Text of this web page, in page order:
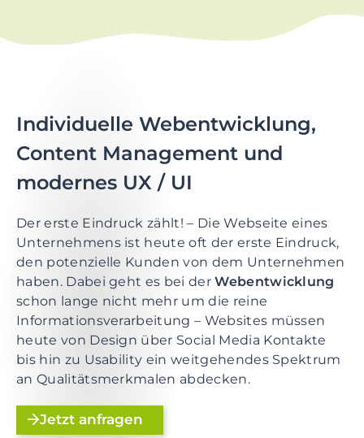
o
m
i
c
o
n
t
e
n
t
S
k
i
Individuelle Webentwicklung,
Content Management und
modernes UX / UI
Der erste Eindruck zählt! – Die Webseite eines
Unternehmens ist heute oft der erste Eindruck,
den potenzielle Kunden von dem Unternehmen
haben. Dabei geht es bei derWebentwicklung
schon lange nicht mehr um die reine
Informationsverarbeitung – Websites müssen
heute von Design über Social Media Kontakte
bis hin zu Usability ein weitgehendes Spektrum
an Qualitätsmerkmalen abdecken.
Jetzt anfragen